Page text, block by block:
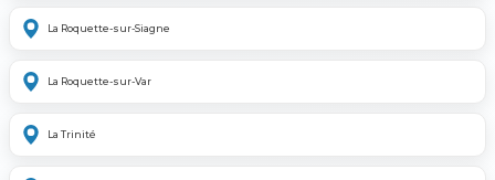
La Roquette-sur-Siagne
La Roquette-sur-Var
La Trinité